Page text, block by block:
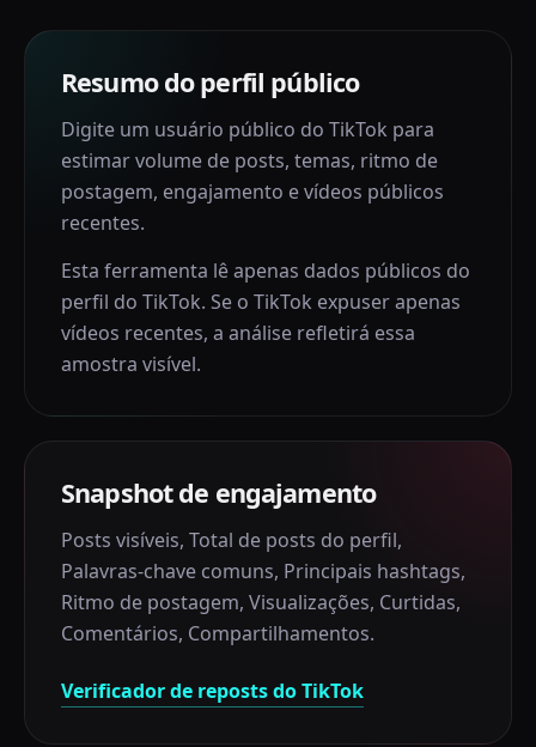
Resumo do perfil público
Digite um usuário público do TikTok para
estimar volume de posts, temas, ritmo de
postagem, engajamento e vídeos públicos
recentes.
Esta ferramenta lê apenas dados públicos do
perfil do TikTok. Se o TikTok expuser apenas
vídeos recentes, a análise refletirá essa
amostra visível.
Snapshot de engajamento
Posts visíveis, Total de posts do perfil,
Palavras-chave comuns, Principais hashtags,
Ritmo de postagem, Visualizações, Curtidas,
Comentários, Compartilhamentos.
Verificador de reposts do TikTok